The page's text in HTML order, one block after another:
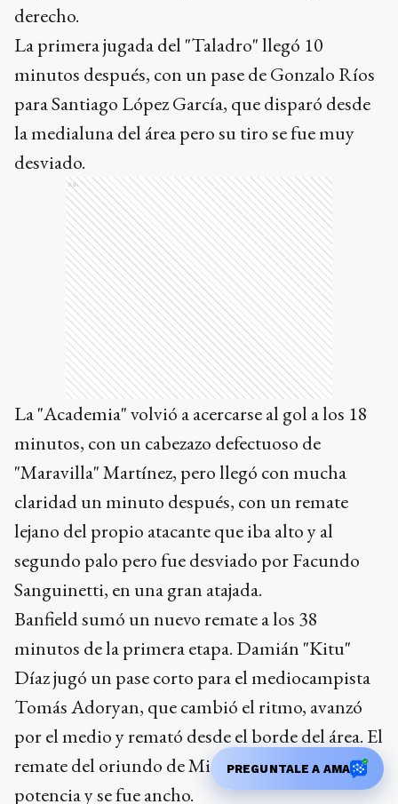
derecho.
La primera jugada del "Taladro" llegó 10
minutos después, con un pase de Gonzalo Ríos
para Santiago López García, que disparó desde
la medialuna del área pero su tiro se fue muy
desviado.
Ads
La "Academia" volvió a acercarse al gol a los 18
minutos, con un cabezazo defectuoso de
"Maravilla" Martínez, pero llegó con mucha
claridad un minuto después, con un remate
lejano del propio atacante que iba alto y al
segundo palo pero fue desviado por Facundo
Sanguinetti, en una gran atajada.
Banfield sumó un nuevo remate a los 38
minutos de la primera etapa. Damián "Kitu"
Díaz jugó un pase corto para el mediocampista
Tomás Adoryan, que cambió el ritmo, avanzó
por el medio y remató desde el borde del área. El
remate del oriundo de Misiones no tenía mucha
potencia y se fue ancho.
PREGUNTALE A AMA